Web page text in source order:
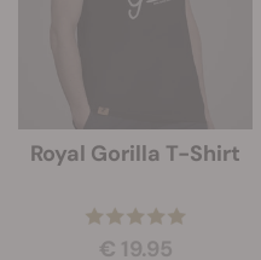
Royal Gorilla T-Shirt
€ 19.95